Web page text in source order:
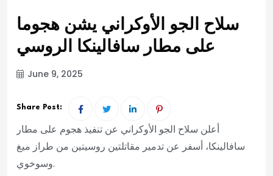
سلاح الجو الأوكراني يشن هجوما
على مطار سافالينكا الروسي
June 9, 2025
Share Post:
أعلن سلاح الجو الأوكراني عن تنفيذ هجوم على مطار
سافالينكا، أسفر عن تدمير مقاتلتين روسيتين من طراز ميغ
وسوخوي.